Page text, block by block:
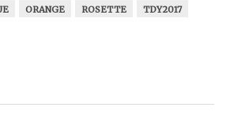
ORANGE ROSETTE
TDY2017